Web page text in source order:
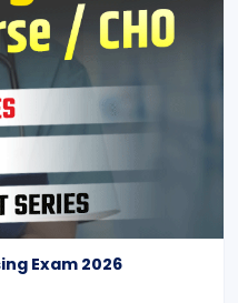
Exam 2026